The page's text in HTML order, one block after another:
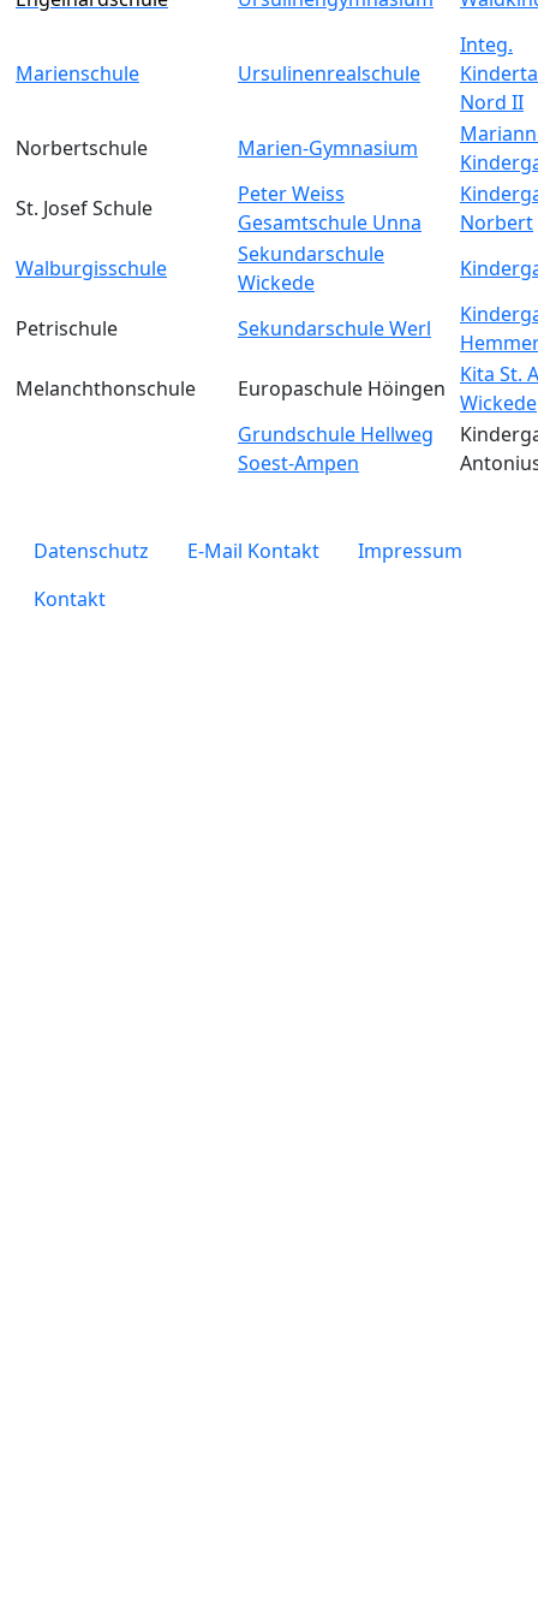
Marienschule Ursulinenrealschule
Integ.
Nord II
Norbertschule
Marien-Gymnasium
St. Josef Schule
Peter Weiss
Gesamtschule Unna
Norbert
Walburgisschule
Sekundarschule
Wickede
Petrischule Sekundarschule Werl
Melanchthonschule
Europaschule Höingen
Kita St.
Wickede
Grundschule Hellweg
Soest-Ampen
legals
Datenschutz E-Mail Kontakt
Impressum
Kontakt